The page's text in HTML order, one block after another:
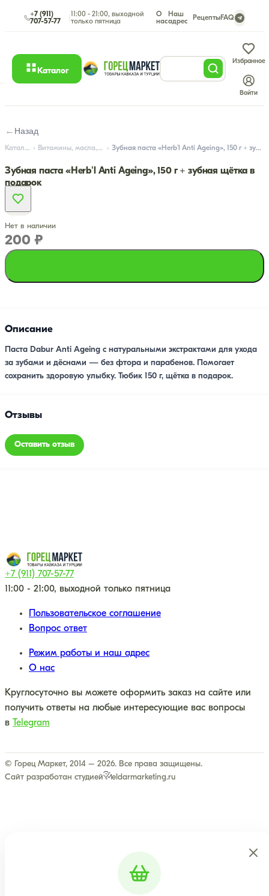
+7 (911)
707-57-77
11:00 - 21:00, выходной
только пятница
О
нас
Наш
адрес
РецептыFAQ
Каталог
Избранное
Войти
← Назад
Каталог Витамины, масла, гигиена Зубная паста «Herb'l Anti Ageing», 150 г + зубная щётка в подарок
Зубная паста «Herb'l Anti Ageing», 150 г + зубная щётка в
подарок
Нет в наличии
200 ₽
Описание
Паста Dabur Anti Ageing с натуральными экстрактами для ухода
за зубами и дёснами — без фтора и парабенов. Помогает
сохранить здоровую улыбку. Тюбик 150 г, щётка в подарок.
Отзывы
Оставить отзыв
+7 (911) 707-57-77
11:00 - 21:00, выходной только пятница
Пользовательское соглашение
Вопрос ответ
Режим работы и наш адрес
О нас
Круглосуточно вы можете оформить заказ на сайте или
получить ответы на любые интересующие вас вопросы
в
Telegram
© Горец Маркет, 2014 – 2026. Все права защищены.
Сайт разработан студией
eldarmarketing.ru